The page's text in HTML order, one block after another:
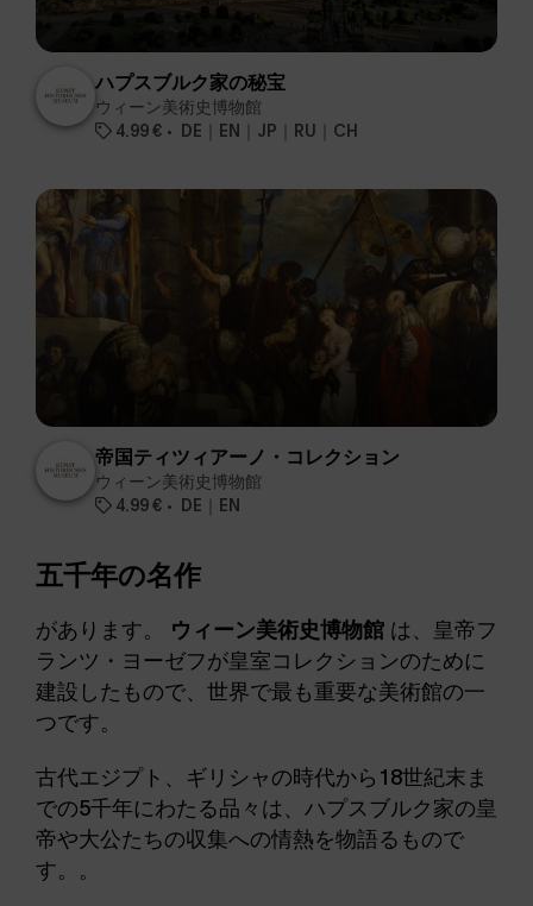
ハプスブルク家の秘宝
ウィーン美術史博物館
4.99 €
DE｜EN｜JP｜RU｜CH
帝国ティツィアーノ・コレクション
ウィーン美術史博物館
4.99 €
DE｜EN
五千年の名作
があります。 ウィーン美術史博物館 は、皇帝フ
ランツ・ヨーゼフが皇室コレクションのために
建設したもので、世界で最も重要な美術館の一
つです。
古代エジプト、ギリシャの時代から18世紀末ま
での5千年にわたる品々は、ハプスブルク家の皇
帝や大公たちの収集への情熱を物語るもので
す。。